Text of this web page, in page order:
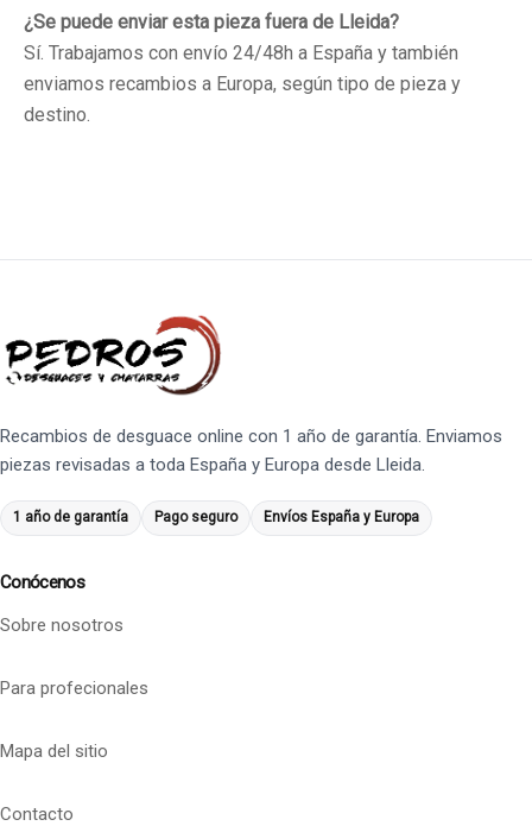
¿Se puede enviar esta pieza fuera de Lleida?
Sí. Trabajamos con envío 24/48h a España y también
enviamos recambios a Europa, según tipo de pieza y
destino.
Recambios de desguace online con 1 año de garantía. Enviamos
piezas revisadas a toda España y Europa desde Lleida.
1 año de garantía Pago seguro Envíos España y Europa
Conócenos
Sobre nosotros
Para profecionales
Mapa del sitio
Contacto